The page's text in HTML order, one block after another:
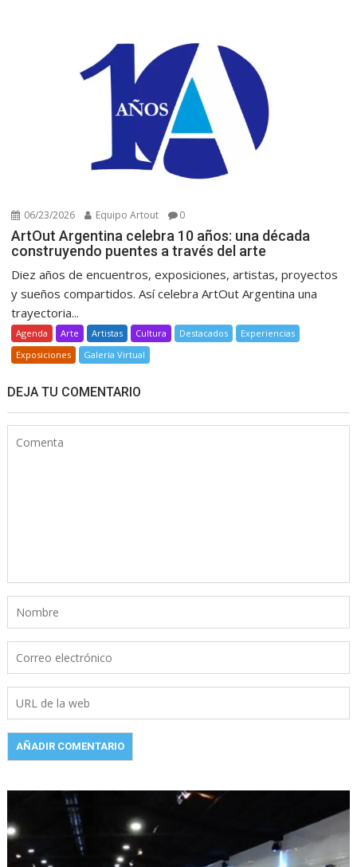
06/23/2026 Equipo Artout 0
ArtOut Argentina celebra 10 años: una década
construyendo puentes a través del arte
Diez años de encuentros, exposiciones, artistas, proyectos
y sueños compartidos. Así celebra ArtOut Argentina una
trayectoria...
Agenda Arte Artistas Cultura Destacados
Experiencias
Exposiciones
Galería Virtual
DEJA TU COMENTARIO